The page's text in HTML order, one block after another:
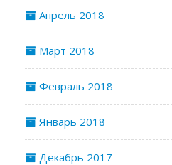
Апрель 2018
Март 2018
Февраль 2018
Январь 2018
Декабрь 2017